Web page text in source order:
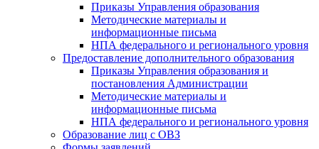
Приказы Управления образования
Методические материалы и
информационные письма
НПА федерального и регионального уровня
Предоставление дополнительного образования
Приказы Управления образования и
постановления Администрации
Методические материалы и
информационные письма
НПА федерального и регионального уровня
Образование лиц с ОВЗ